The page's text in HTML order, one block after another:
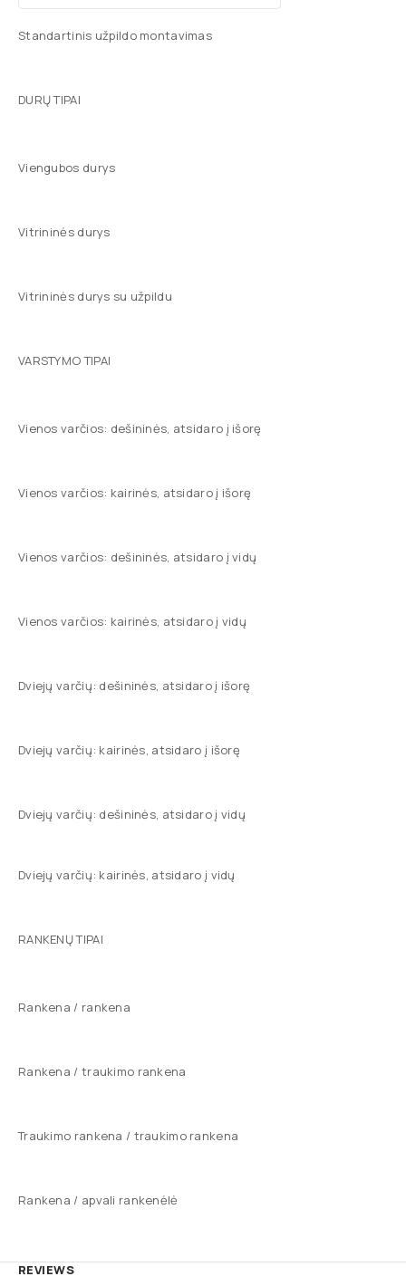
Standartinis užpildo montavimas
DURŲ TIPAI
Viengubos durys
Vitrininės durys
Vitrininės durys su užpildu
VARSTYMO TIPAI
Vienos varčios: dešininės, atsidaro į išorę
Vienos varčios: kairinės, atsidaro į išorę
Vienos varčios: dešininės, atsidaro į vidų
Vienos varčios: kairinės, atsidaro į vidų
Dviejų varčių: dešininės, atsidaro į išorę
Dviejų varčių: kairinės, atsidaro į išorę
Dviejų varčių: dešininės, atsidaro į vidų
Dviejų varčių: kairinės, atsidaro į vidų
RANKENŲ TIPAI
Rankena / rankena
Rankena / traukimo rankena
Traukimo rankena / traukimo rankena
Rankena / apvali rankenėlė
REVIEWS